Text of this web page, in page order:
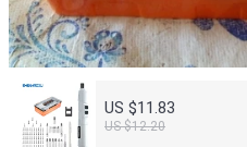
US $11.83
US $12.20